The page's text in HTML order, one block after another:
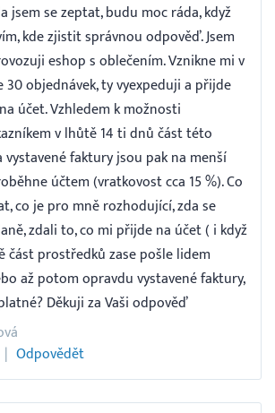
jsem se zeptat, budu moc ráda, když
kde zjistit správnou odpověď. Jsem
eshop s oblečením. Vznikne mi v
30 objednávek, ty vyexpeduji a přijde
účet. Vzhledem k možnosti
v lhůtě 14 ti dnů část této
faktury jsou pak na menší
účtem (vratkovost cca 15 %). Co
co je pro mně rozhodující, zda se
zdali to, co mi přijde na účet ( i když
část prostředků zase pošle lidem
až potom opravdu vystavené faktury,
Děkuji za Vaši odpověď
Odpovědět